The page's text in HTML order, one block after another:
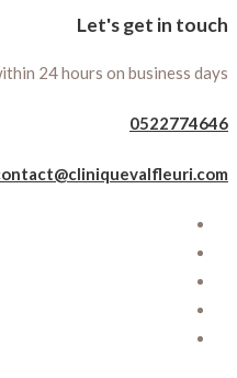
Let's get in touch
24 hours on business days.
0522774646